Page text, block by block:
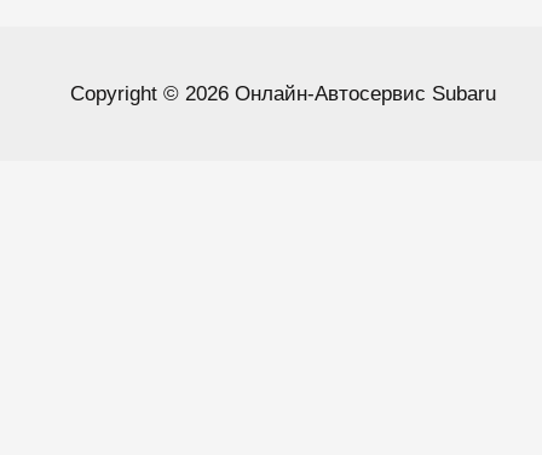
Copyright © 2026 Онлайн-Автосервис Subaru